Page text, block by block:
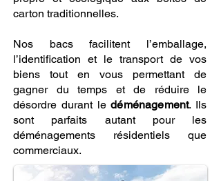
carton traditionnelles.
Nos bacs facilitent l’emballage,
l’identification et le transport de vos
biens tout en vous permettant de
gagner du temps et de réduire le
désordre durant ledéménagement. Ils
sont parfaits autant pour les
déménagements résidentiels que
commerciaux.